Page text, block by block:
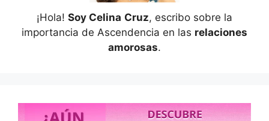
¡Hola! Soy Celina Cruz, escribo sobre la
importancia de Ascendencia en las relaciones
amorosas.